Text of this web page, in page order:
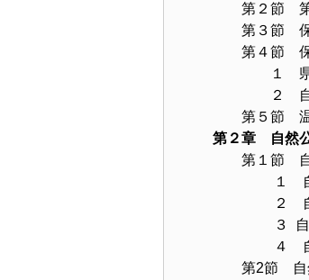
第２節 第
第３節 保
第４節 保
１ 県自然
２ 自然
第５節 温
第２章 自然
第１節
１ 自然
２ 自然
３ 自然
４ 自然
第2節 自然